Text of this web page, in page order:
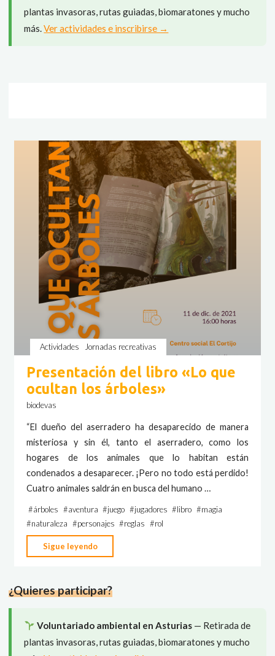
plantas invasoras, rutas guiadas, biomaratones y mucho
más.Ver actividades e inscribirse →
Actividades Jornadas recreativas
Presentación del libro «Lo que
ocultan los árboles»
biodevas
“El dueño del aserradero ha desaparecido de manera
misteriosa y sin él, tanto el aserradero, como los
hogares de los animales que lo habitan están
condenados a desaparecer. ¡Pero no todo está perdido!
Cuatro animales saldrán en busca del humano …
#árboles #aventura #juego #jugadores #libro #magia
#naturaleza #personajes #reglas #rol
Sigue leyendo
del
«Lo
ocultan
los
¿Quieres participar?
Voluntariado ambiental en Asturias— Retirada de
plantas invasoras, rutas guiadas, biomaratones y mucho